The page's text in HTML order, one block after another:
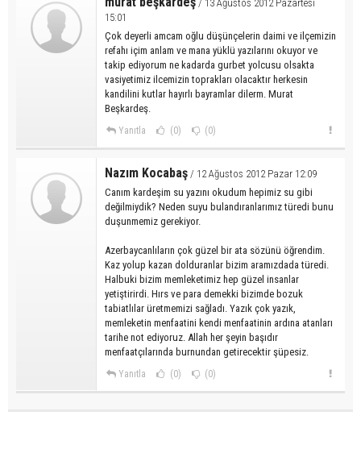
/ 13 Ağustos 2012 Pazartesi
15:01
Çok deyerli amcam oğlu düşünçelerin daimi ve ilçemizin
refahı içim anlam ve mana yüklü yazılarını okuyor ve
takip ediyorum ne kadarda gurbet yolcusu olsakta
vasiyetimiz ilcemizin toprakları olacaktır herkesin
kandilini kutlar hayırlı bayramlar dilerm. Murat
Beşkardeş.
Yanıtla (0) (0)
Nazım Kocabaş / 12 Ağustos 2012 Pazar 12:09
Canım kardeşim su yazını okudum hepimiz su gibi
değilmiydik? Neden suyu bulandıranlarımız türedi bunu
duşunmemiz gerekiyor.
Azerbaycanlıların çok güzel bir ata sözünü öğrendim.
Kaz yolup kazan dolduranlar bizim aramızdada türedi.
Halbuki bizim memleketimiz hep güzel insanlar
yetiştirirdi. Hırs ve para demekki bizimde bozuk
tabiatlılar üretmemizi sağladı. Yazık çok yazık,
memleketin menfaatini kendi menfaatinin ardına atanları
tarihe not ediyoruz. Allah her şeyin başıdır
menfaatçılarında burnundan getirecektir şüpesiz.
Yanıtla (0) (0)